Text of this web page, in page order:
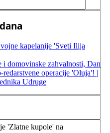
kapelanije 'Sveti Ilija
i domovinske zahvalnosti, Dan
operacije 'Oluja'! |
Udruge
'Zlatne kupole' na